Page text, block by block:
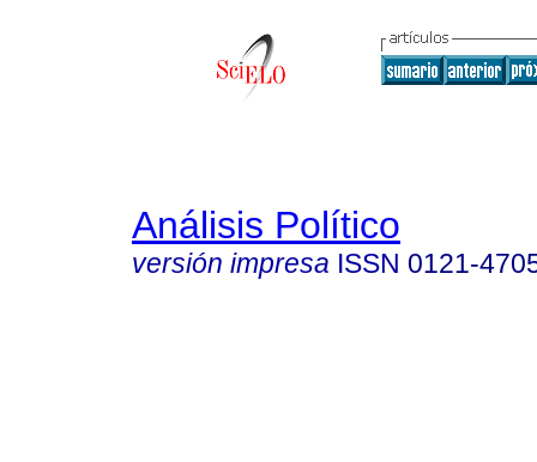
Análisis Político
versión impresa ISSN 0121-